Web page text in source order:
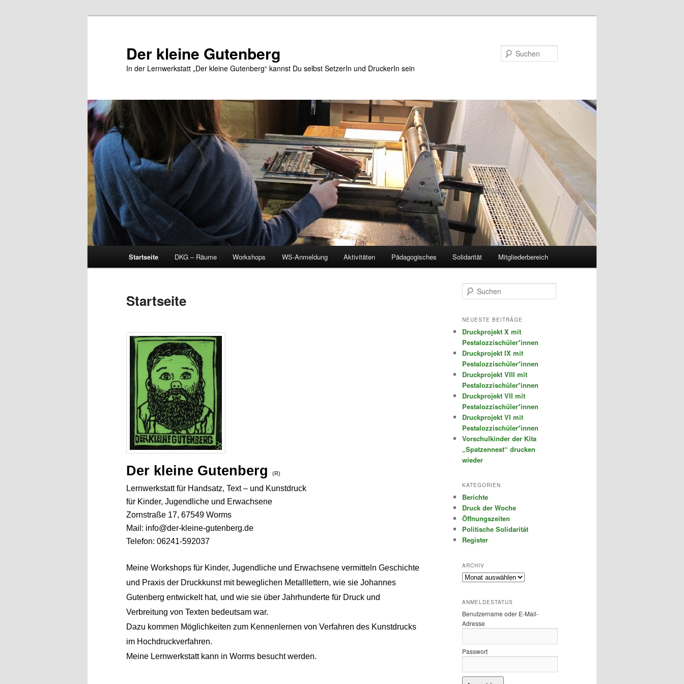
Der kleine Gutenberg
In der Lernwerkstatt „Der kleine Gutenberg“ kannst Du selbst SetzerIn und DruckerIn sein
Startseite DKG – Räume Workshops WS-Anmeldung Aktivitäten Pädagogisches Solidarität Mitgliederbereich
Startseite
Der kleine Gutenberg (R)
Lernwerkstatt für Handsatz, Text – und Kunstdruck
für Kinder, Jugendliche und Erwachsene
Zornstraße 17, 67549 Worms
Mail: info@der-kleine-gutenberg.de
Telefon: 06241-592037
Meine Workshops für Kinder, Jugendliche und Erwachsene vermitteln Geschichte
und Praxis der Druckkunst mit beweglichen Metalllettern, wie sie Johannes
Gutenberg entwickelt hat, und wie sie über Jahrhunderte für Druck und
Verbreitung von Texten bedeutsam war.
Dazu kommen Möglichkeiten zum Kennenlernen von Verfahren des Kunstdrucks
im Hochdruckverfahren.
Meine Lernwerkstatt kann in Worms besucht werden.
u
h
n
NEUESTE BEITRÄGE
Druckprojekt X mit
Pestalozzischüler*innen
Druckprojekt IX mit
Pestalozzischüler*innen
Druckprojekt VIII mit
Pestalozzischüler*innen
Druckprojekt VII mit
Pestalozzischüler*innen
Druckprojekt VI mit
Pestalozzischüler*innen
Vorschulkinder der Kita
„Spatzennest“ drucken
wieder
KATEGORIEN
Berichte
Druck der Woche
Öffnungszeiten
Politische Solidarität
Register
ARCHIV
Archiv
ANMELDESTATUS
Benutzername oder E-Mail-
Adresse
Passwort